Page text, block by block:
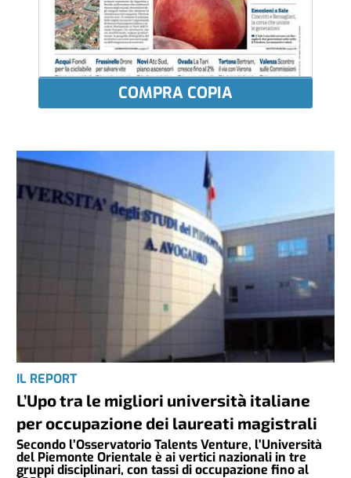
COMPRA COPIA
IL REPORT
L’Upo tra le migliori università italiane
per occupazione dei laureati magistrali
Secondo l’Osservatorio Talents Venture, l’Università
del Piemonte Orientale è ai vertici nazionali in tre
gruppi disciplinari, con tassi di occupazione fino al